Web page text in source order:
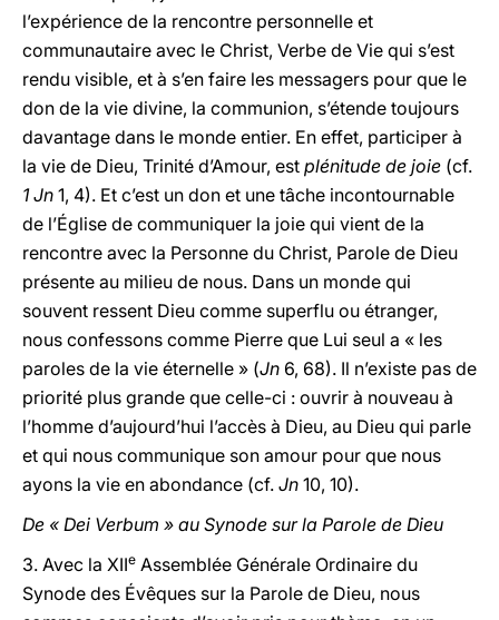
l’expérience de la rencontre personnelle et
communautaire avec le Christ, Verbe de Vie qui s’est
rendu visible, et à s’en faire les messagers pour que le
don de la vie divine, la communion, s’étende toujours
davantage dans le monde entier. En effet, participer à
la vie de Dieu, Trinité d’Amour, est plénitude de joie (cf.
1 Jn 1, 4). Et c’est un don et une tâche incontournable
de l’Église de communiquer la joie qui vient de la
rencontre avec la Personne du Christ, Parole de Dieu
présente au milieu de nous. Dans un monde qui
souvent ressent Dieu comme superflu ou étranger,
nous confessons comme Pierre que Lui seul a « les
paroles de la vie éternelle » (Jn 6, 68). Il n’existe pas de
priorité plus grande que celle-ci : ouvrir à nouveau à
l’homme d’aujourd’hui l’accès à Dieu, au Dieu qui parle
et qui nous communique son amour pour que nous
ayons la vie en abondance (cf. Jn 10, 10).
De « Dei Verbum » au Synode sur la Parole de Dieu
3. Avec la XIIe Assemblée Générale Ordinaire du
Synode des Évêques sur la Parole de Dieu, nous